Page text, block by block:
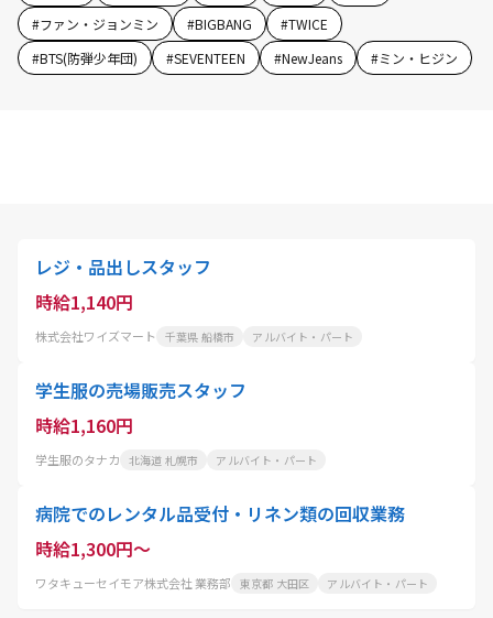
#ファン・ジョンミン #BIGBANG #TWICE
#BTS(防弾少年団) #SEVENTEEN #NewJeans #ミン・ヒジン
レジ・品出しスタッフ
時給1,140円
株式会社ワイズマート 千葉県 船橋市 アルバイト・パート
学生服の売場販売スタッフ
時給1,160円
学生服のタナカ 北海道 札幌市 アルバイト・パート
病院でのレンタル品受付・リネン類の回収業務
時給1,300円～
ワタキューセイモア株式会社 業務部 東京都 大田区 アルバイト・パート